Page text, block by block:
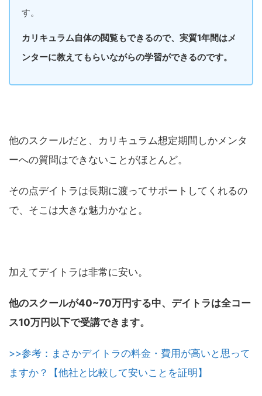
す。
カリキュラム自体の閲覧もできるので、実質1年間はメ
ンターに教えてもらいながらの学習ができるのです。
他のスクールだと、カリキュラム想定期間しかメンタ
ーへの質問はできないことがほとんど。
その点デイトラは長期に渡ってサポートしてくれるの
で、そこは大きな魅力かなと。
加えてデイトラは非常に安い。
他のスクールが40~70万円する中、デイトラは全コー
ス10万円以下で受講できます。
>>参考：まさかデイトラの料金・費用が高いと思って
ますか？【他社と比較して安いことを証明】